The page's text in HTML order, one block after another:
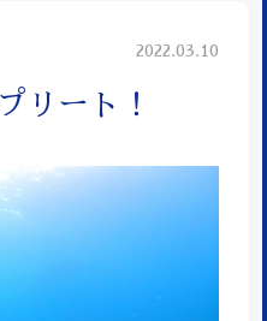
2022.03.10
リート！